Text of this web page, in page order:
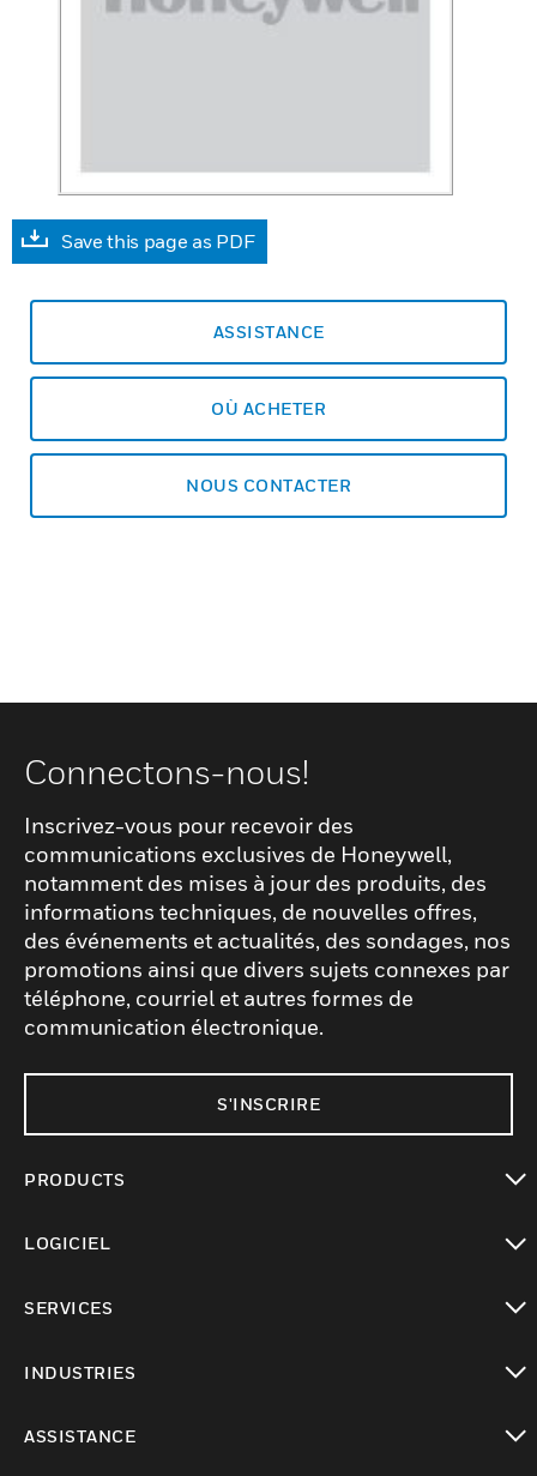
Save this page as PDF
ASSISTANCE
OÙ ACHETER
NOUS CONTACTER
Connectons-nous!
Inscrivez-vous pour recevoir des
communications exclusives de Honeywell,
notamment des mises à jour des produits, des
informations techniques, de nouvelles offres,
des événements et actualités, des sondages, nos
promotions ainsi que divers sujets connexes par
téléphone, courriel et autres formes de
communication électronique.
S'INSCRIRE
PRODUCTS
LOGICIEL
SERVICES
INDUSTRIES
ASSISTANCE